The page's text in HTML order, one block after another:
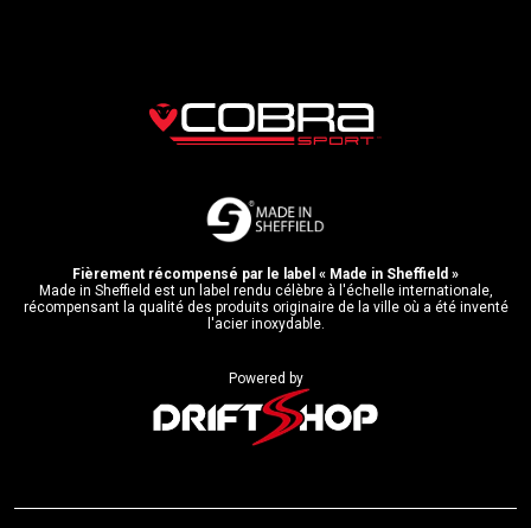
Fièrement récompensé par le label « Made in Sheffield »
Made in Sheffield est un label rendu célèbre à l'échelle internationale,
récompensant la qualité des produits originaire de la ville où a été inventé
l'acier inoxydable.
Powered by